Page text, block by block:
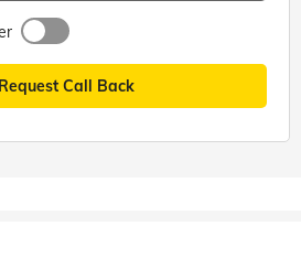
Request Call Back